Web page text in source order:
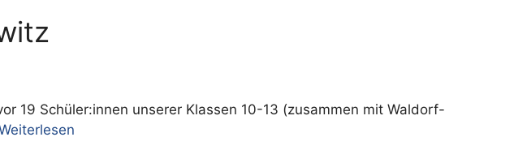
19 Schüler:innen unserer Klassen 10-13 (zusammen mit Waldorf-